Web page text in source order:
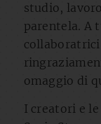
studio,
parentela. A
collaboratrici
omaggio di
I creatori e